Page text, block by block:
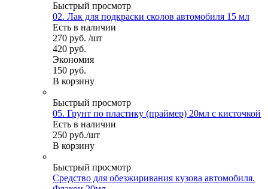
Быстрый просмотр
02. Лак для подкраски сколов автомобиля 15 мл
Есть в наличии
270 руб. /шт
420 руб.
Экономия
150 руб.
В корзину
Быстрый просмотр
05. Грунт по пластику (праймер) 20мл с кисточкой
Есть в наличии
250 руб./шт
В корзину
Быстрый просмотр
Средство для обезжиривания кузова автомобиля.